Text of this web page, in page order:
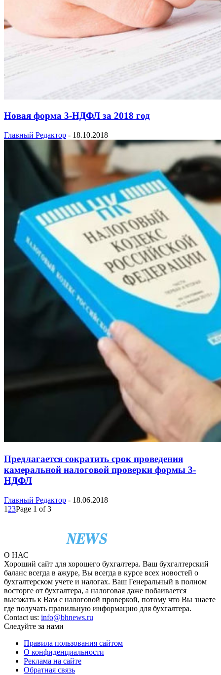
Новая форма 3-НДФЛ за 2018 год
Главный Редактор - 18.10.2018
Предлагается сократить срок проведения
камеральной налоговой проверки формы 3-
НДФЛ
Главный Редактор - 18.06.2018
1 23Page 1 of 3
О НАС
Хороший сайт для хорошего бухгалтера. Ваш бухгалтерский
баланс всегда в ажуре, Вы всегда в курсе всех новостей о
бухгалтерском учете и налогах. Ваш Генеральный в полном
восторге от бухгалтера, а налоговая даже побаивается
выезжать к Вам с налоговой проверкой, потому что Вы знаете
где получать правильную информацию для бухгалтера.
Contact us: info@bhnews.ru
Следуйте за нами
Правила пользования сайтом
О конфиденциальности
Реклама на сайте
Обратная связь